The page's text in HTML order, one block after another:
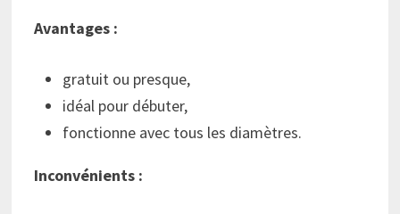
Avantages :
gratuit ou presque,
idéal pour débuter,
fonctionne avec tous les diamètres.
Inconvénients :